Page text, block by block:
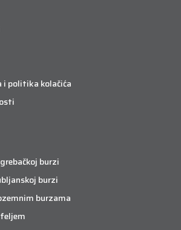
politika kolačića
burzi
burzi
burzama